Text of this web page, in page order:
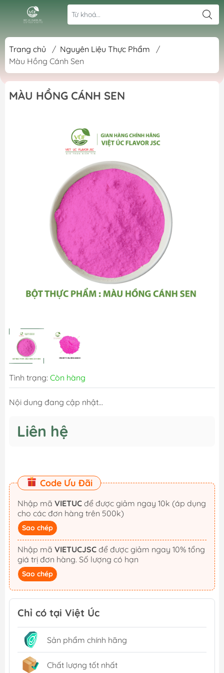
Trang chủ / Nguyên Liệu Thực Phẩm
/
Màu Hồng Cánh Sen
MÀU HỒNG CÁNH SEN
Tình trạng: Còn hàng
Nội dung đang cập nhật...
Liên hệ
Code Ưu Đãi
Nhập mã VIETUC
cho các đơn hàng trên 500k)
Sao chép
Nhập mã VIETUCJSC
giá trị đơn hàng. Số lượng có hạn
Sao chép
Chỉ có tại Việt Úc
Sản phẩm chính hãng
Chất lượng tốt nhất